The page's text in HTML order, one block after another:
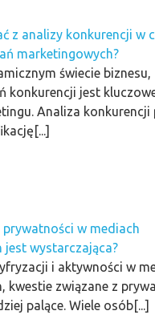
z analizy konkurencji w
marketingowych?
świecie biznesu,
konkurencji jest
Analiza konkurencji
prywatności w mediach
jest wystarczająca?
i aktywności w
kwestie związane z
palące. Wiele osób[...]